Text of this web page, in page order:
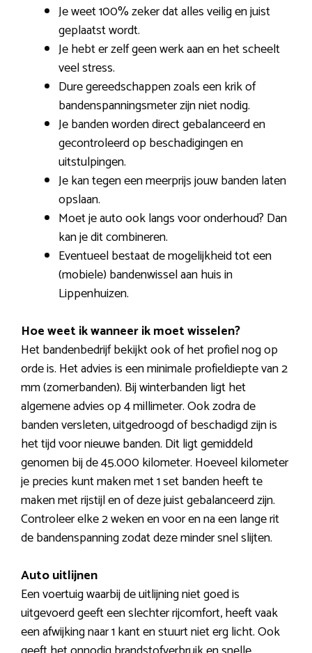
Je weet 100% zeker dat alles veilig en juist
geplaatst wordt.
Je hebt er zelf geen werk aan en het scheelt
veel stress.
Dure gereedschappen zoals een krik of
bandenspanningsmeter zijn niet nodig.
Je banden worden direct gebalanceerd en
gecontroleerd op beschadigingen en
uitstulpingen.
Je kan tegen een meerprijs jouw banden laten
opslaan.
Moet je auto ook langs voor onderhoud? Dan
kan je dit combineren.
Eventueel bestaat de mogelijkheid tot een
(mobiele) bandenwissel aan huis in
Lippenhuizen.
Hoe weet ik wanneer ik moet wisselen?
Het bandenbedrijf bekijkt ook of het profiel nog op
orde is. Het advies is een minimale profieldiepte van 2
mm (zomerbanden). Bij winterbanden ligt het
algemene advies op 4 millimeter. Ook zodra de
banden versleten, uitgedroogd of beschadigd zijn is
het tijd voor nieuwe banden. Dit ligt gemiddeld
genomen bij de 45.000 kilometer. Hoeveel kilometer
je precies kunt maken met 1 set banden heeft te
maken met rijstijl en of deze juist gebalanceerd zijn.
Controleer elke 2 weken en voor en na een lange rit
de bandenspanning zodat deze minder snel slijten.
Auto uitlijnen
Een voertuig waarbij de uitlijning niet goed is
uitgevoerd geeft een slechter rijcomfort, heeft vaak
een afwijking naar 1 kant en stuurt niet erg licht. Ook